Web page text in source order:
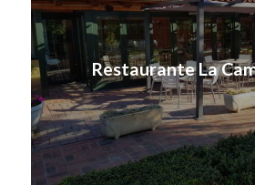
Restaurante La